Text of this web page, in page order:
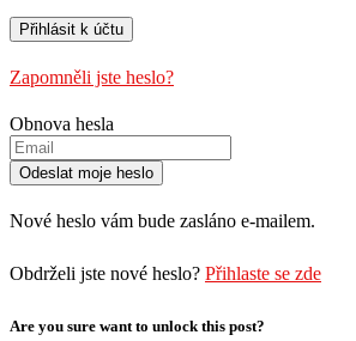
Zapomněli jste heslo?
Obnova hesla
Nové heslo vám bude zasláno e-mailem.
Obdrželi jste nové heslo? Přihlaste se zde
Are you sure want to unlock this post?